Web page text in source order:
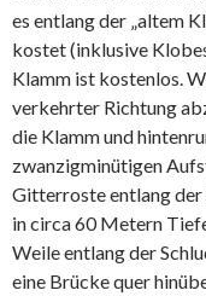
es entlang der „altem
kostet (inklusive
Klamm ist kostenlos.
verkehrter Richtung
die Klamm und
zwanzigminütigen
Gitterroste entlang der
in circa 60 Metern
Weile entlang der
eine Brücke quer